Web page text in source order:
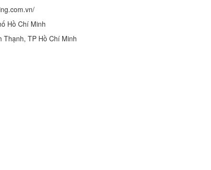
Hồ Chí Minh
Thạnh, TP Hồ Chí Minh